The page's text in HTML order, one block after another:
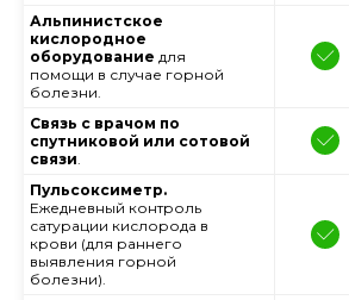
Альпинистское
кислородное
оборудование для
помощи в случае горной
болезни.
Связь с врачом по
спутниковой или сотовой
связи.
Пульсоксиметр.
Ежедневный контроль
сатурации кислорода в
крови (для раннего
выявления горной
болезни).